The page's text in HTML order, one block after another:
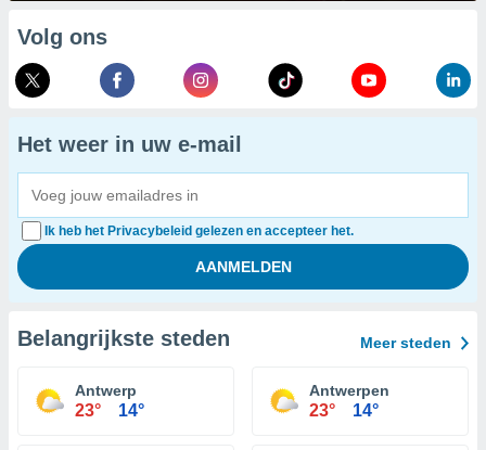
Volg ons
Het weer in uw e-mail
Ik heb het Privacybeleid gelezen en accepteer het.
Belangrijkste steden Meer steden
Antwerp
23° 14°
Antwerpen
23° 14°